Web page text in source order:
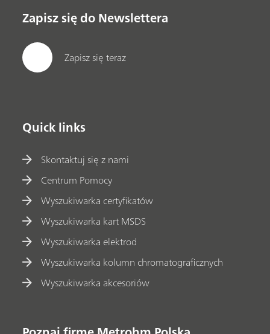
Zapisz się do Newslettera
Zapisz się teraz
Quick links
Skontaktuj się z nami
Centrum Pomocy
Wyszukiwarka certyfikatów
Wyszukiwarka kart MSDS
Wyszukiwarka elektrod
Wyszukiwarka kolumn chromatograficznych
Wyszukiwarka akcesoriów